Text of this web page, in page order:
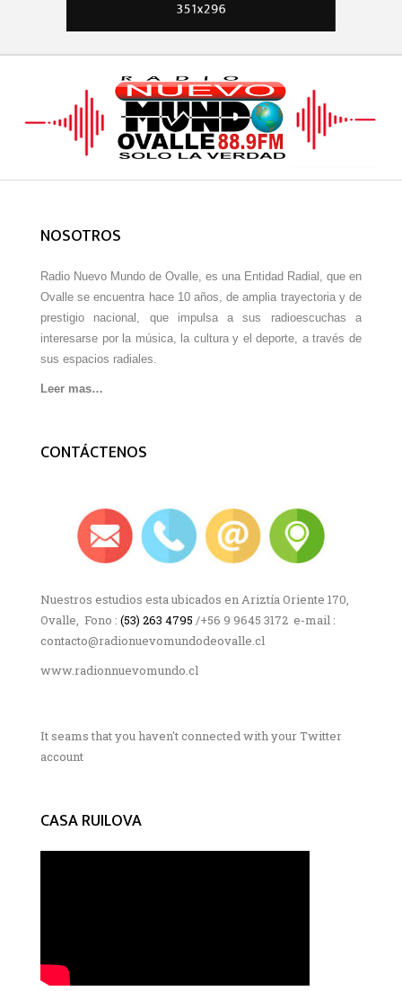
NOSOTROS
Radio Nuevo Mundo de Ovalle, es una Entidad Radial, que en
Ovalle se encuentra hace 10 años, de amplia trayectoria y de
prestigio nacional, que impulsa a sus radioescuchas a
interesarse por la música, la cultura y el deporte, a través de
sus espacios radiales.
Leer mas…
CONTÁCTENOS
Nuestros estudios esta ubicados en Ariztía Oriente 170,
Ovalle, Fono : (53) 263 4795 /+56 9 9645 3172 e-mail :
contacto@radionuevomundodeovalle.cl
www.radionnuevomundo.cl
It seams that you haven't connected with your Twitter
account
CASA RUILOVA